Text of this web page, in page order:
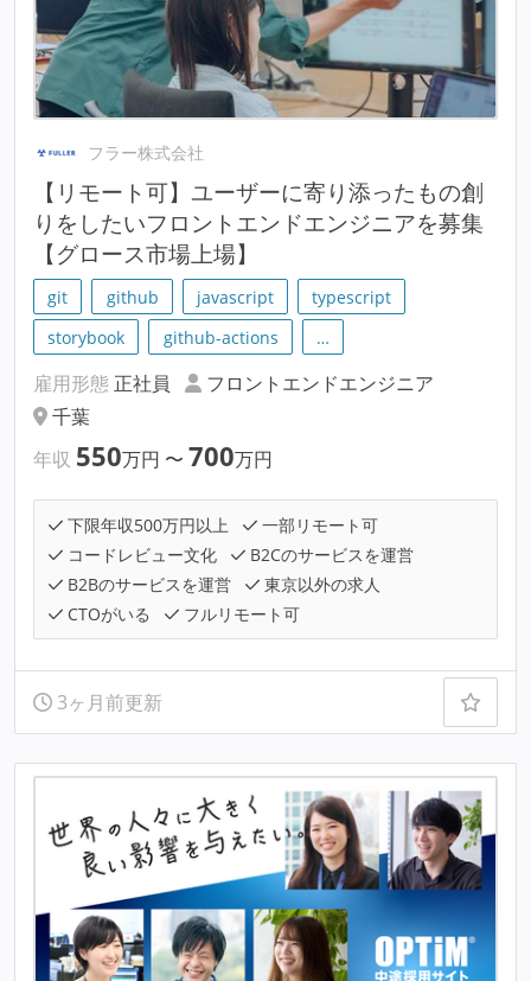
フラー株式会社
【リモート可】ユーザーに寄り添ったもの創
りをしたいフロントエンドエンジニアを募集
【グロース市場上場】
git github javascript
typescript
storybook
github-actions …
雇用形態 正社員
フロントエンドエンジニア
千葉
年収 550万円 〜 700万円
下限年収500万円以上
一部リモート可
コードレビュー文化
B2Cのサービスを運営
B2Bのサービスを運営
東京以外の求人
CTOがいる
フルリモート可
3ヶ月前更新